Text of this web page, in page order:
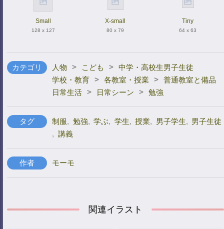
Small
128 x 127
X-small
80 x 79
Tiny
64 x 63
カテゴリ 人物 > こども > 中学・高校生男子生徒
学校・教育 > 各教室・授業 > 普通教室と備品
日常生活 > 日常シーン > 勉強
タグ 制服, 勉強, 学ぶ, 学生, 授業, 男子学生, 男子生徒
, 講義
作者 モーモ
関連イラスト